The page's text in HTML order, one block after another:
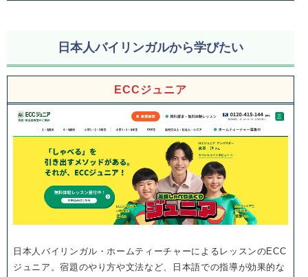
日本人バイリンガルから学びたい
ECCジュニア
日本人バイリンガル・ホームティーチャーによるレッスンのECC
ジュニア。宿題のやり方や文法など、日本語での指導が効果的な